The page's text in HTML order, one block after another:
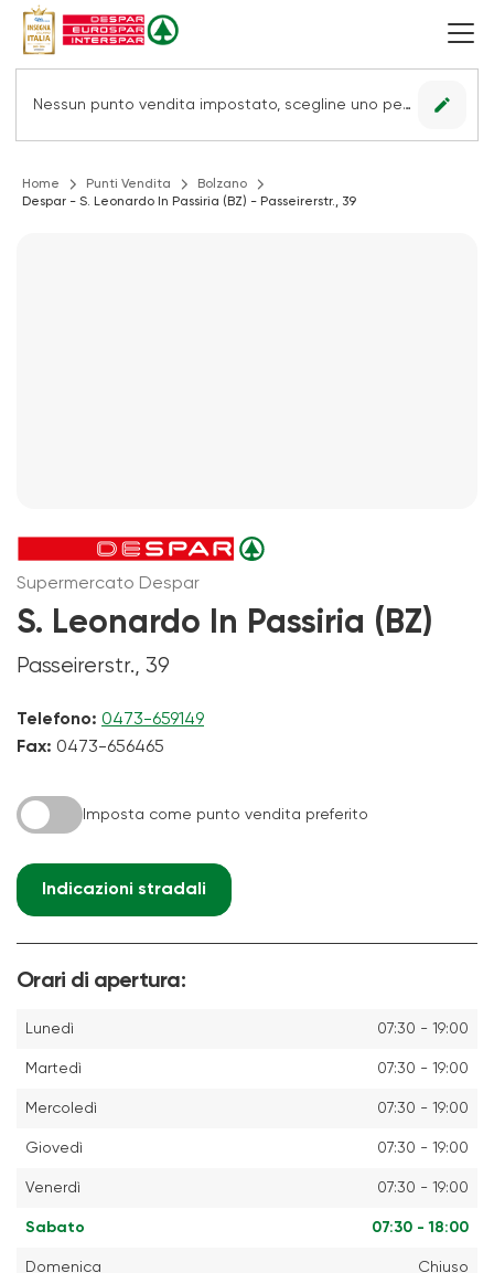
Nessun punto vendita impostato, scegline uno per vedere le offerte. edit
Home Punti Vendita
Bolzano
Despar - S. Leonardo In Passiria (BZ) - Passeirerstr., 39
Supermercato Despar
S. Leonardo In Passiria (BZ)
Passeirerstr., 39
Telefono: 0473-659149
Fax: 0473-656465
Imposta come punto vendita preferito
Indicazioni stradali
Orari di apertura:
Lunedì 07:30 - 19:00
Martedì 07:30 - 19:00
Mercoledì 07:30 - 19:00
Giovedì 07:30 - 19:00
Venerdì 07:30 - 19:00
Sabato 07:30 - 18:00
Domenica Chiuso